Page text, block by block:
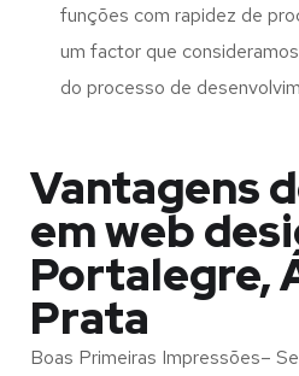
funções com rapidez de
um factor que
do processo de
Vantagens
em web
Portalegre,
Prata
Boas Primeiras Impressões–